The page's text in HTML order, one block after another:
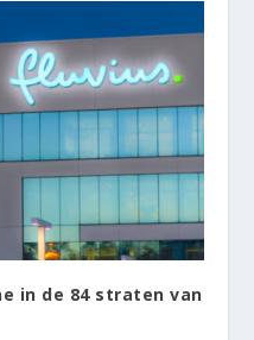
in de 84 straten van